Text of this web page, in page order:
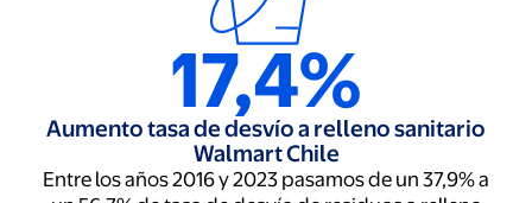
17,4%
Aumento tasa de desvío a relleno sanitario
Walmart Chile
Entre los años 2016 y 2023 pasamos de un 37,9% a